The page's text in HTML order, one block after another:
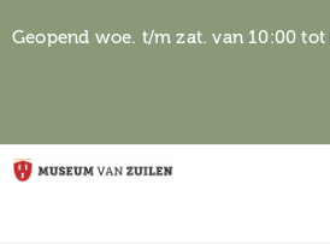
Geopend woe. t/m zat. van 10:00 tot
Home
Algemene